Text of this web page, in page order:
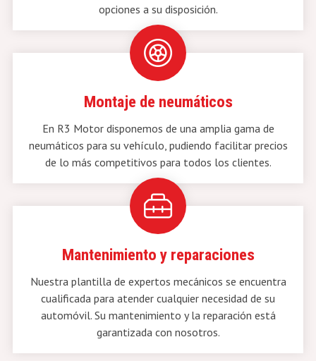
opciones a su disposición.
Montaje de neumáticos
En R3 Motor disponemos de una amplia gama de
neumáticos para su vehículo, pudiendo facilitar precios
de lo más competitivos para todos los clientes.
Mantenimiento y reparaciones
Nuestra plantilla de expertos mecánicos se encuentra
cualificada para atender cualquier necesidad de su
automóvil. Su mantenimiento y la reparación está
garantizada con nosotros.